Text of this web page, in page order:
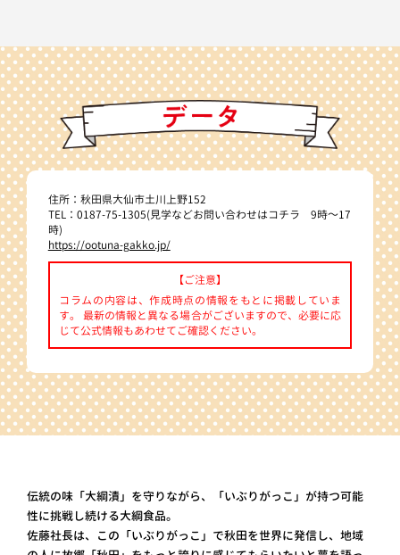
住所：秋田県大仙市土川上野152
TEL：0187-75-1305(見学などお問い合わせはコチラ 9時～17
時)
https://ootuna-gakko.jp/
【ご注意】
コラムの内容は、作成時点の情報をもとに掲載していま
す。 最新の情報と異なる場合がございますので、必要に応
じて公式情報もあわせてご確認ください。
伝統の味「大綱漬」を守りながら、「いぶりがっこ」が持つ可能
性に挑戦し続ける大綱食品。
佐藤社長は、この「いぶりがっこ」で秋田を世界に発信し、地域